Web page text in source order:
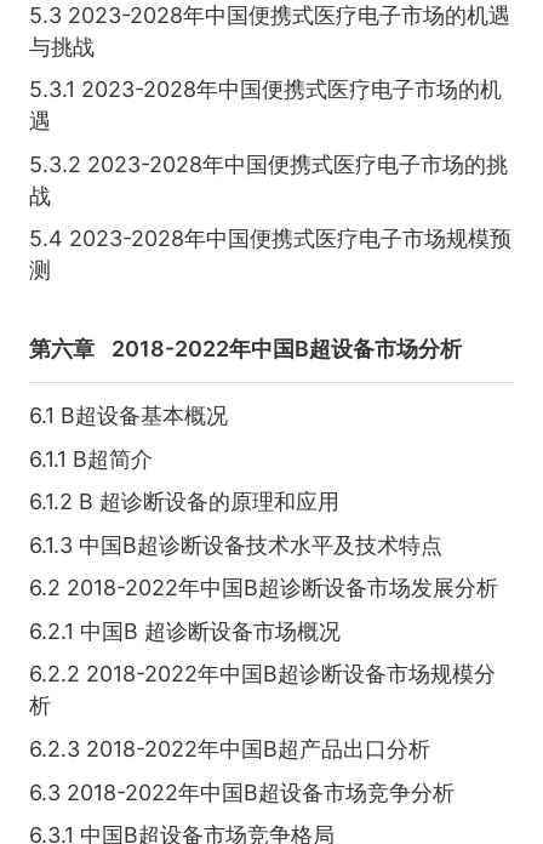
5.3 2023-2028年中国便携式医疗电子市场的机遇
与挑战
5.3.1 2023-2028年中国便携式医疗电子市场的机
遇
5.3.2 2023-2028年中国便携式医疗电子市场的挑
战
5.4 2023-2028年中国便携式医疗电子市场规模预
测
第六章 2018-2022年中国B超设备市场分析
6.1 B超设备基本概况
6.1.1 B超简介
6.1.2 B 超诊断设备的原理和应用
6.1.3 中国B超诊断设备技术水平及技术特点
6.2 2018-2022年中国B超诊断设备市场发展分析
6.2.1 中国B 超诊断设备市场概况
6.2.2 2018-2022年中国B超诊断设备市场规模分
析
6.2.3 2018-2022年中国B超产品出口分析
6.3 2018-2022年中国B超设备市场竞争分析
6.3.1 中国B超设备市场竞争格局